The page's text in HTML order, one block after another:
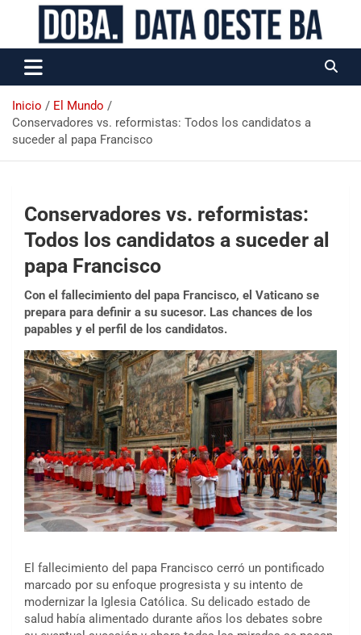
Data Oeste BA
Inicio
El Mundo
Conservadores vs. reformistas: Todos los candidatos a
suceder al papa Francisco
Conservadores vs. reformistas:
Todos los candidatos a suceder al
papa Francisco
Con el fallecimiento del papa Francisco, el Vaticano se
prepara para definir a su sucesor. Las chances de los
papables y el perfil de los candidatos.
El fallecimiento del papa Francisco cerró un pontificado
marcado por su enfoque progresista y su intento de
modernizar la Iglesia Católica. Su delicado estado de
salud había alimentado durante años los debates sobre